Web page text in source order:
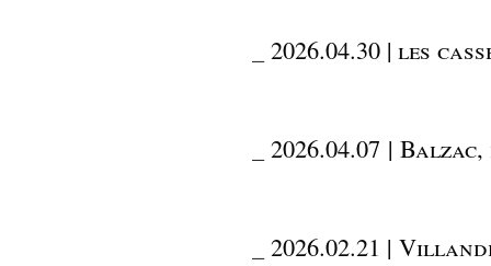
_2026.04.30 | les
_2026.04.07 |
_2026.02.21 |